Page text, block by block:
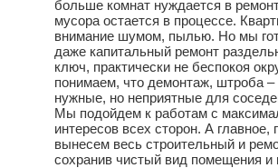
больше комнат нуждается в
мусора остается в процессе.
внимание шумом, пылью. Но мы
даже капитальный ремонт
ключ, практически не беспокоя
понимаем, что демонтаж, штроба
нужные, но неприятные для
Мы подойдем к работам с
интересов всех сторон. А главное,
вынесем весь строительный и
сохранив чистый вид помещения и